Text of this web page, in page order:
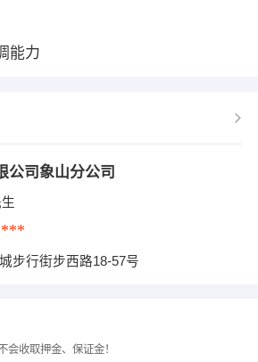
能力
公司象山分公司
步行街步西路18-57号
会收取押金、保证金！